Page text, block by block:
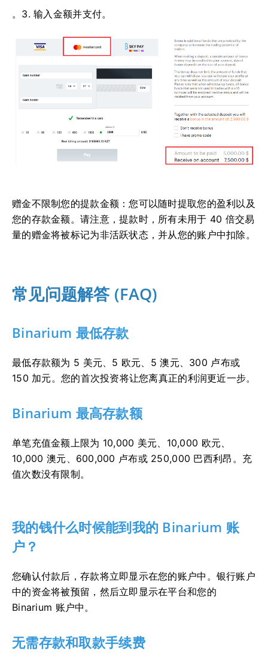
。3. 输入金额并支付。
赠金不限制您的提款金额：您可以随时提取您的盈利以及
您的存款金额。请注意，提款时，所有未用于 40 倍交易
量的赠金将被标记为非活跃状态，并从您的账户中扣除。
常见问题解答 (FAQ)
Binarium 最低存款
最低存款额为 5 美元、5 欧元、5 澳元、300 卢布或
150 加元。您的首次投资将让您离真正的利润更近一步。
Binarium 最高存款额
单笔充值金额上限为 10,000 美元、10,000 欧元、
10,000 澳元、600,000 卢布或 250,000 巴西利昂。充
值次数没有限制。
我的钱什么时候能到我的 Binarium 账
户？
您确认付款后，存款将立即显示在您的账户中。银行账户
中的资金将被预留，然后立即显示在平台和您的
Binarium 账户中。
无需存款和取款手续费